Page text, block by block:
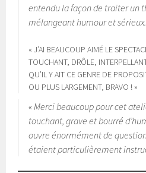
entendu la façon de traiter un
mélangeant humour et
« J’AI BEAUCOUP AIMÉ LE
TOUCHANT, DRÔLE,
QU’IL Y AIT CE GENRE DE
OU PLUS LARGEMENT, BRAVO ! »
« Merci beaucoup pour cet
touchant, grave et bourré
ouvre énormément de
étaient particulièrement